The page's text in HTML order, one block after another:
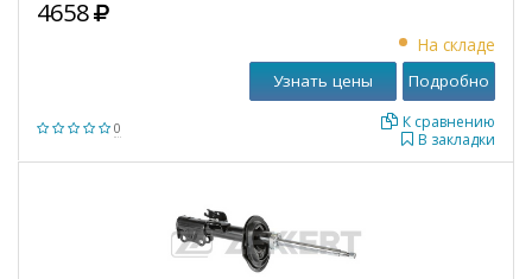
0
4658
На складе
В закладки
К сравнению
Узнать цены Подробно